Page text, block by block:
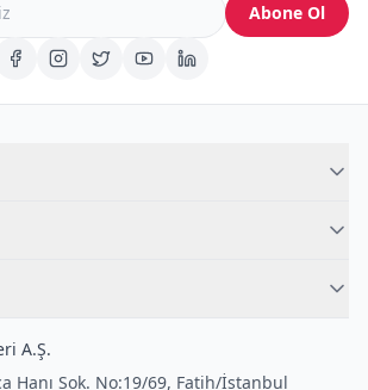
Abone Ol
A.Ş.
Hanı Sok. No:19/69, Fatih/İstanbul